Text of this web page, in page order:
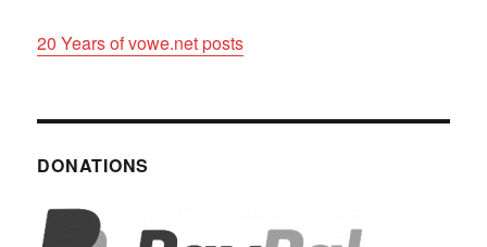
20 Years of vowe.net posts
DONATIONS